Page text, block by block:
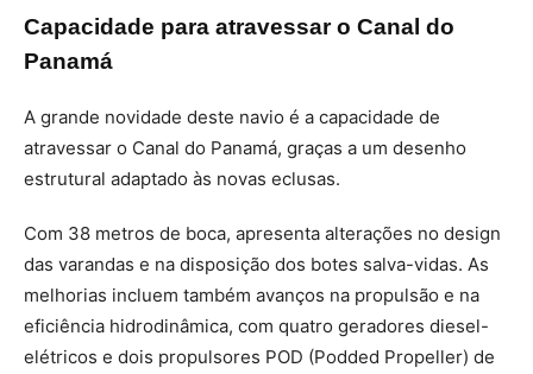
Capacidade para atravessar o Canal do
Panamá
A grande novidade deste navio é a capacidade de
atravessar o Canal do Panamá, graças a um desenho
estrutural adaptado às novas eclusas.
Com 38 metros de boca, apresenta alterações no design
das varandas e na disposição dos botes salva-vidas. As
melhorias incluem também avanços na propulsão e na
eficiência hidrodinâmica, com quatro geradores diesel-
elétricos e dois propulsores POD (Podded Propeller) de